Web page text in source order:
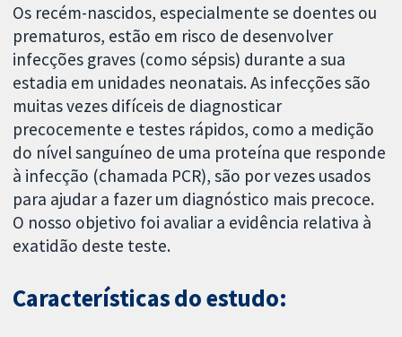
Os recém-nascidos, especialmente se doentes ou
prematuros, estão em risco de desenvolver
infecções graves (como sépsis) durante a sua
estadia em unidades neonatais. As infecções são
muitas vezes difíceis de diagnosticar
precocemente e testes rápidos, como a medição
do nível sanguíneo de uma proteína que responde
à infecção (chamada PCR), são por vezes usados
para ajudar a fazer um diagnóstico mais precoce.
O nosso objetivo foi avaliar a evidência relativa à
exatidão deste teste.
Características do estudo: